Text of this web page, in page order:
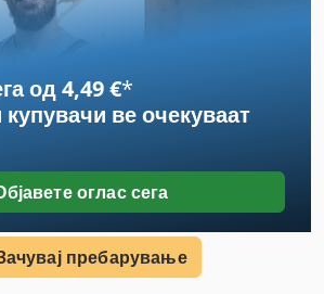
од 4,49 €*
ве очекуваат
оглас сега
пребарување